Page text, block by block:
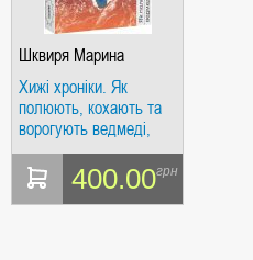
О.І. ЧАС
ТАБЛИЦЯХ, ВИЗНАЧЕННЯХ,
Шквиря Марина
Хижі хроніки. Як
полюють, кохають та
ворогують ведмеді,
леви і вовки
400.00грн